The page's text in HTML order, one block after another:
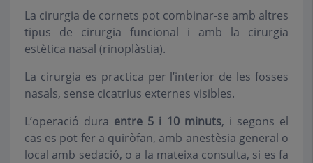
La cirurgia de cornets pot combinar-se amb altres
tipus de cirurgia funcional i amb la cirurgia
estètica nasal (rinoplàstia).
La cirurgia es practica per l’interior de les fosses
nasals, sense cicatrius externes visibles.
L’operació dura entre 5 i 10 minuts, i segons el
cas es pot fer a quiròfan, amb anestèsia general o
local amb sedació, o a la mateixa consulta, si es fa